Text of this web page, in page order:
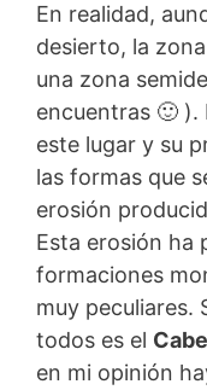
En realidad,
desierto, la
una zona
encuentras 🙂 ).
este lugar y su
las formas que
erosión
Esta erosión ha
formaciones
muy peculiares.
todos es el
en mi opinión